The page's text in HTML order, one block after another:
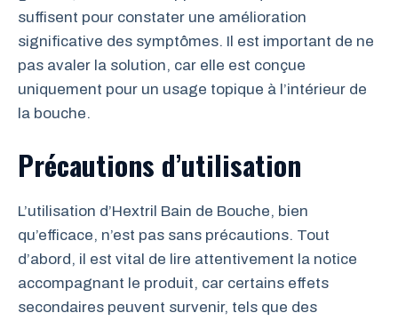
suffisent pour constater une amélioration
significative des symptômes. Il est important de ne
pas avaler la solution, car elle est conçue
uniquement pour un usage topique à l’intérieur de
la bouche.
Précautions d’utilisation
L’utilisation d’Hextril Bain de Bouche, bien
qu’efficace, n’est pas sans précautions. Tout
d’abord, il est vital de lire attentivement la notice
accompagnant le produit, car certains effets
secondaires peuvent survenir, tels que des